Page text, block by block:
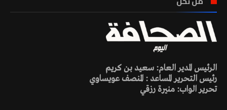
الرئيس المدير العام: سعيد بن كريم
رئيس التحرير المساعد : المنصف عويساوي
تحرير الواب: منيرة رزقي